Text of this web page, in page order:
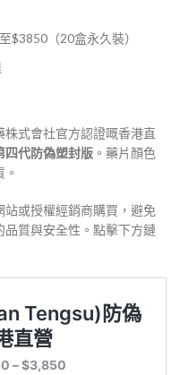
$3850（20盒永久裝）
式會社官方認證嘅香港直
四代防偽塑封版 。藥片顏色
或授權經銷商購買，避免
質與安全性。點擊下方鏈